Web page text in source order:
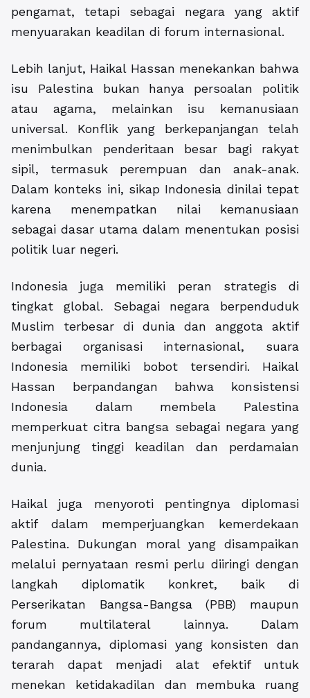
pengamat, tetapi sebagai negara yang aktif
menyuarakan keadilan di forum internasional.
Lebih lanjut, Haikal Hassan menekankan bahwa
isu Palestina bukan hanya persoalan politik
atau agama, melainkan isu kemanusiaan
universal. Konflik yang berkepanjangan telah
menimbulkan penderitaan besar bagi rakyat
sipil, termasuk perempuan dan anak-anak.
Dalam konteks ini, sikap Indonesia dinilai tepat
karena menempatkan nilai kemanusiaan
sebagai dasar utama dalam menentukan posisi
politik luar negeri.
Indonesia juga memiliki peran strategis di
tingkat global. Sebagai negara berpenduduk
Muslim terbesar di dunia dan anggota aktif
berbagai organisasi internasional, suara
Indonesia memiliki bobot tersendiri. Haikal
Hassan berpandangan bahwa konsistensi
Indonesia dalam membela Palestina
memperkuat citra bangsa sebagai negara yang
menjunjung tinggi keadilan dan perdamaian
dunia.
Haikal juga menyoroti pentingnya diplomasi
aktif dalam memperjuangkan kemerdekaan
Palestina. Dukungan moral yang disampaikan
melalui pernyataan resmi perlu diiringi dengan
langkah diplomatik konkret, baik di
Perserikatan Bangsa-Bangsa (PBB) maupun
forum multilateral lainnya. Dalam
pandangannya, diplomasi yang konsisten dan
terarah dapat menjadi alat efektif untuk
menekan ketidakadilan dan membuka ruang